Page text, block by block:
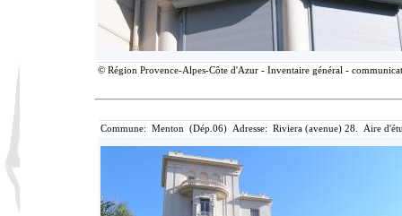
© Région Provence-Alpes-Côte d'Azur - Inventaire général -
Commune: Menton (Dép.06) Adresse: Riviera (avenue) 28. Aire